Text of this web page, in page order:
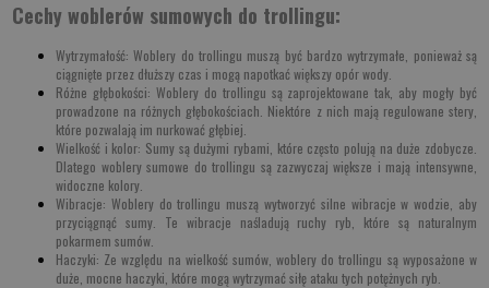
Cechy woblerów sumowych do trollingu:
Wytrzymałość: Woblery do trollingu muszą być bardzo wytrzymałe, ponieważ są
ciągnięte przez dłuższy czas i mogą napotkać większy opór wody.
Różne głębokości: Woblery do trollingu są zaprojektowane tak, aby mogły być
prowadzone na różnych głębokościach. Niektóre z nich mają regulowane stery,
które pozwalają im nurkować głębiej.
Wielkość i kolor: Sumy są dużymi rybami, które często polują na duże zdobycze.
Dlatego woblery sumowe do trollingu są zazwyczaj większe i mają intensywne,
widoczne kolory.
Wibracje: Woblery do trollingu muszą wytworzyć silne wibracje w wodzie, aby
przyciągnąć sumy. Te wibracje naśladują ruchy ryb, które są naturalnym
pokarmem sumów.
Haczyki: Ze względu na wielkość sumów, woblery do trollingu są wyposażone w
duże, mocne haczyki, które mogą wytrzymać siłę ataku tych potężnych ryb.